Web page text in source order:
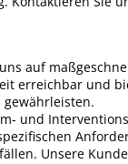
auf
erreichbar und
und
Unsere